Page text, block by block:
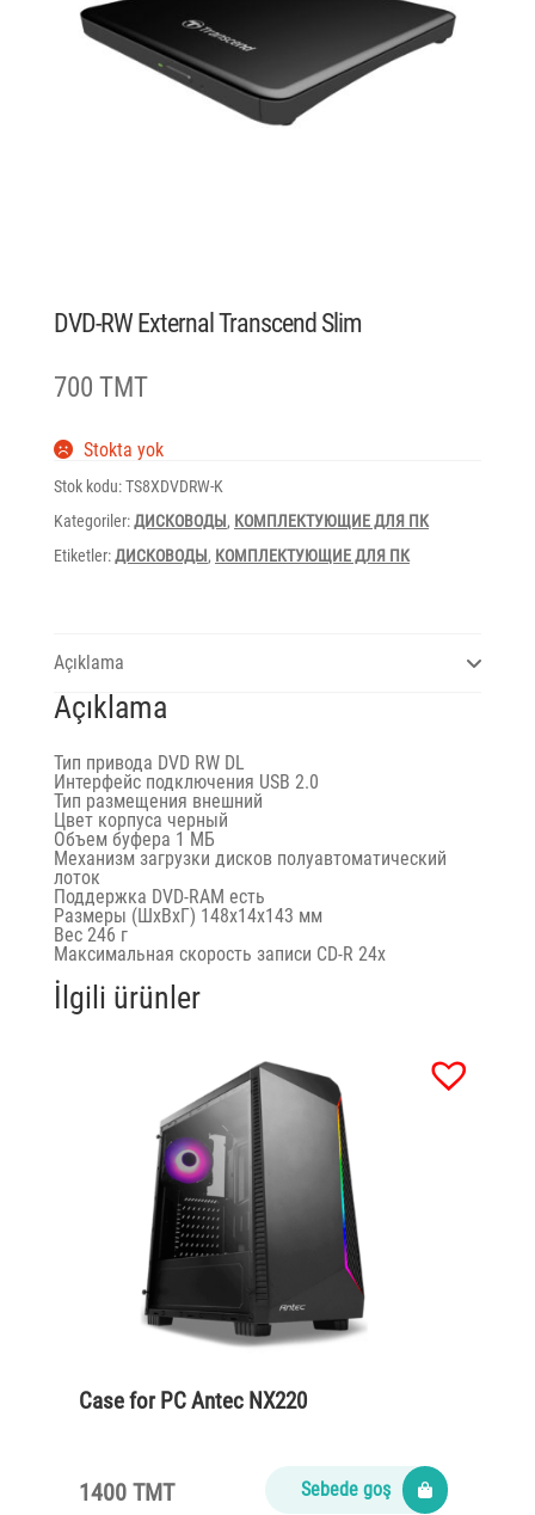
DVD-RW External Transcend Slim
700 TMT
Stokta yok
Stok kodu:TS8XDVDRW-K
Kategoriler:ДИСКОВОДЫ, КОМПЛЕКТУЮЩИЕ ДЛЯ ПК
Etiketler:ДИСКОВОДЫ, КОМПЛЕКТУЮЩИЕ ДЛЯ ПК
Açıklama
Açıklama
Тип привода DVD RW DL
Интерфейс подключения USB 2.0
Тип размещения внешний
Цвет корпуса черный
Объем буфера 1 МБ
Механизм загрузки дисков полуавтоматический
лоток
Поддержка DVD-RAM есть
Размеры (ШхВхГ) 148x14x143 мм
Вес 246 г
Максимальная скорость записи CD-R 24x
İlgili ürünler
Case for PC Antec NX220
1400 TMT Sebede goş